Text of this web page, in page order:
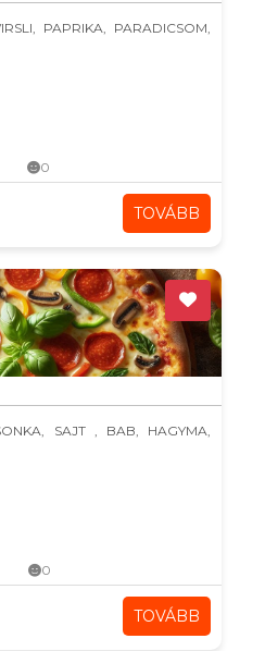
PAPRIKA, PARADICSOM,
0
TOVÁBB
SAJT , BAB, HAGYMA,
0
TOVÁBB